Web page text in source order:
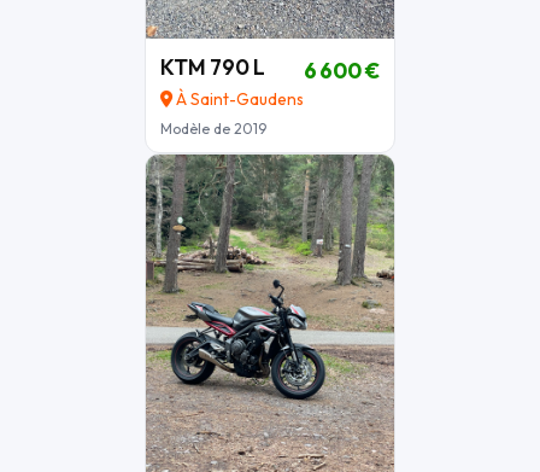
KTM 790 L
À Saint-Gaudens
Modèle de 2019
6 600 €